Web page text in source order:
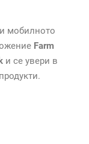
мобилното
Farm
и се увери в